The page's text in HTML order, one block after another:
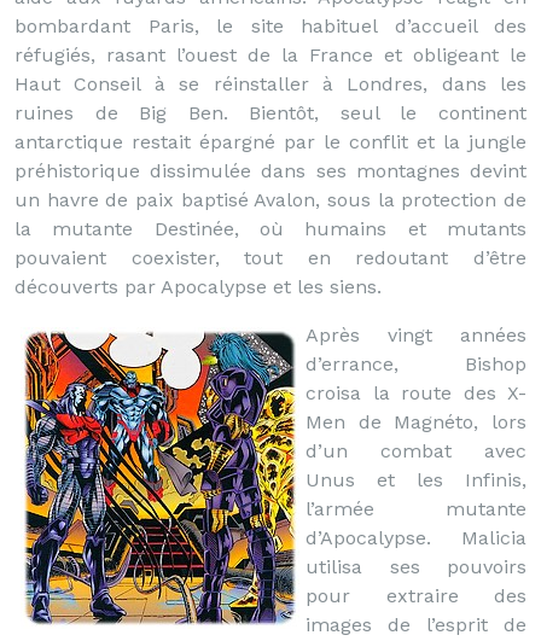
bombardant Paris, le site habituel d’accueil des
réfugiés, rasant l’ouest de la France et obligeant le
Haut Conseil à se réinstaller à Londres, dans les
ruines de Big Ben. Bientôt, seul le continent
antarctique restait épargné par le conflit et la jungle
préhistorique dissimulée dans ses montagnes devint
un havre de paix baptisé Avalon, sous la protection de
la mutante Destinée, où humains et mutants
pouvaient coexister, tout en redoutant d’être
découverts par Apocalypse et les siens.
Après vingt années
d’errance, Bishop
croisa la route des X-
Men de Magnéto, lors
d’un combat avec
Unus et les Infinis,
l’armée mutante
d’Apocalypse. Malicia
utilisa ses pouvoirs
pour extraire des
images de l’esprit de